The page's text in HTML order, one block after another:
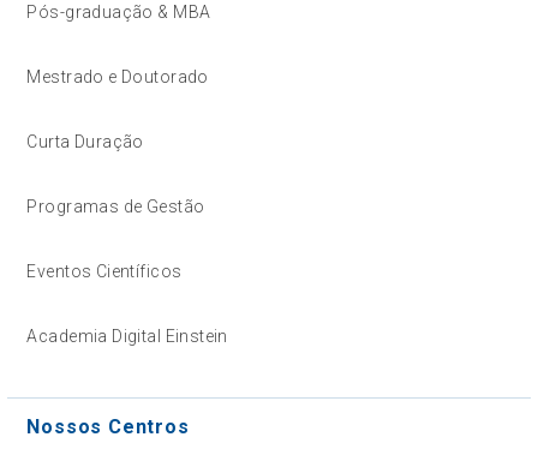
Pós-graduação & MBA
Mestrado e Doutorado
Curta Duração
Programas de Gestão
Eventos Científicos
Academia Digital Einstein
Nossos Centros